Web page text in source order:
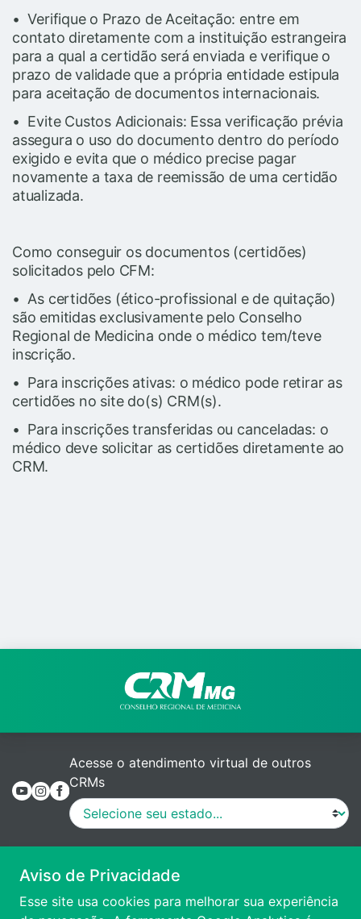
• Verifique o Prazo de Aceitação: entre em
contato diretamente com a instituição estrangeira
para a qual a certidão será enviada e verifique o
prazo de validade que a própria entidade estipula
para aceitação de documentos internacionais.
• Evite Custos Adicionais: Essa verificação prévia
assegura o uso do documento dentro do período
exigido e evita que o médico precise pagar
novamente a taxa de reemissão de uma certidão
atualizada.
Como conseguir os documentos (certidões)
solicitados pelo CFM:
• As certidões (ético-profissional e de quitação)
são emitidas exclusivamente pelo Conselho
Regional de Medicina onde o médico tem/teve
inscrição.
• Para inscrições ativas: o médico pode retirar as
certidões no site do(s) CRM(s).
• Para inscrições transferidas ou canceladas: o
médico deve solicitar as certidões diretamente ao
CRM.
Aviso de Privacidade
Esse site usa cookies para melhorar sua experiência
Acesse o atendimento virtual de outros
CRMs
VÍDEO DE APRESENTAÇÃO